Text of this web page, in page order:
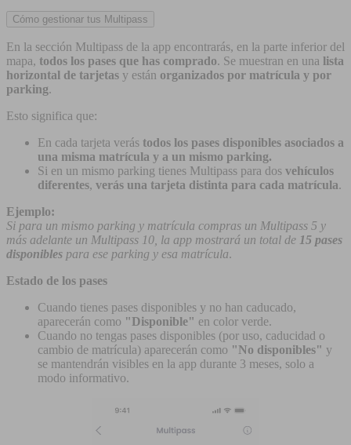
Cómo gestionar tus Multipass
En la sección Multipass de la app encontrarás, en la parte inferior del
mapa, todos los pases que has comprado. Se muestran en una lista
horizontal de tarjetas y están organizados por matrícula y por
parking.
Esto significa que:
En cada tarjeta verás todos los pases disponibles asociados a
una misma matrícula y a un mismo parking.
Si en un mismo parking tienes Multipass para dos vehículos
diferentes, verás una tarjeta distinta para cada matrícula.
Ejemplo:
Si para un mismo parking y matrícula compras un Multipass 5 y
más adelante un Multipass 10, la app mostrará un total de 15 pases
disponibles para ese parking y esa matrícula.
Estado de los pases
Cuando tienes pases disponibles y no han caducado,
aparecerán como "Disponible" en color verde.
Cuando no tengas pases disponibles (por uso, caducidad o
cambio de matrícula) aparecerán como "No disponibles" y
se mantendrán visibles en la app durante 3 meses, solo a
modo informativo.